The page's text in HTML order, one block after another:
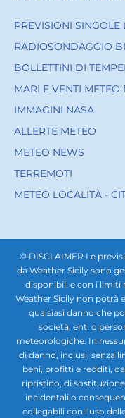
PREVISIONI SINGOLE
RADIOSONDAGGIO
BOLLETTINI DI
MARI E VENTI METEO
IMMAGINI NASA
ALLERTE METEO
METEO NEWS
TERREMOTI
METEO LOCALITÀ -
© DISCLAIMER Le
da Weather Sicily sono
disponibili e con i limiti
Weather Sicily non potrà
qualsiasi danno che
società, enti o
meteorologiche. In
di danno, inclusi, senza
beni, profitti e redditi,
ripristino, di
incidentali o
collegabili con l’uso